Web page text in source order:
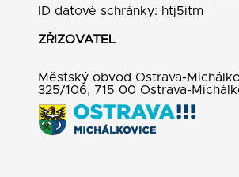
ID datové schránky: htj5itm
ZŘIZOVATEL
Městský obvod Ostrava-
325/106, 715 00 Ostrava-